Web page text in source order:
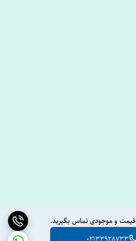
و موجودی تماس بگیرید.